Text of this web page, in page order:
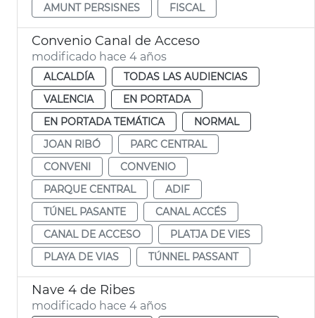
AMUNT PERSISNES
FISCAL
Convenio Canal de Acceso
modificado hace 4 años
ALCALDÍA
TODAS LAS AUDIENCIAS
VALENCIA
EN PORTADA
EN PORTADA TEMÁTICA
NORMAL
JOAN RIBÓ
PARC CENTRAL
CONVENI
CONVENIO
PARQUE CENTRAL
ADIF
TÚNEL PASANTE
CANAL ACCÉS
CANAL DE ACCESO
PLATJA DE VIES
PLAYA DE VIAS
TÚNNEL PASSANT
Nave 4 de Ribes
modificado hace 4 años